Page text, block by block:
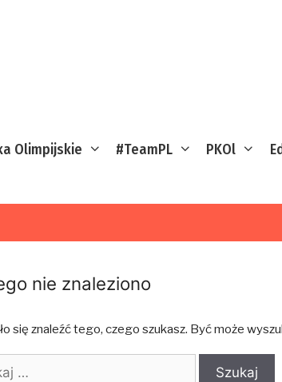
Olimpijskie #TeamPL PKOl
nie znaleziono
się znaleźć tego, czego szukasz. Być może